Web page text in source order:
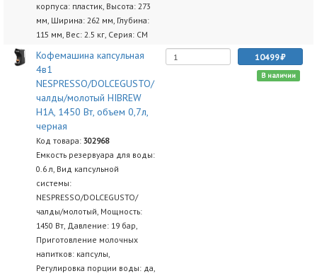
корпуса: пластик, Высота: 273
мм, Ширина: 262 мм, Глубина:
115 мм, Вес: 2.5 кг, Серия: CM
Кофемашина капсульная
4в1
NESPRESSO/DOLCEGUSTO/
чалды/молотый HIBREW
H1A, 1450 Вт, объем 0,7л,
черная
Код товара: 302968
Емкость резервуара для воды:
0.6 л, Вид капсульной
системы:
NESPRESSO/DOLCEGUSTO/
чалды/молотый, Мощность:
1450 Вт, Давление: 19 бар,
Приготовление молочных
напитков: капсулы,
Регулировка порции воды: да,
10499
В наличии